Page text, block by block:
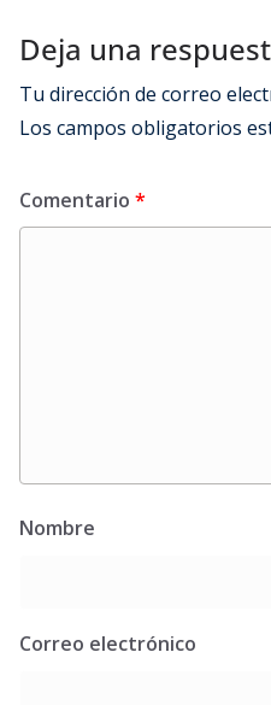
Deja una
Tu dirección de correo
Los campos obligatorios
Comentario *
Nombre
Correo electrónico